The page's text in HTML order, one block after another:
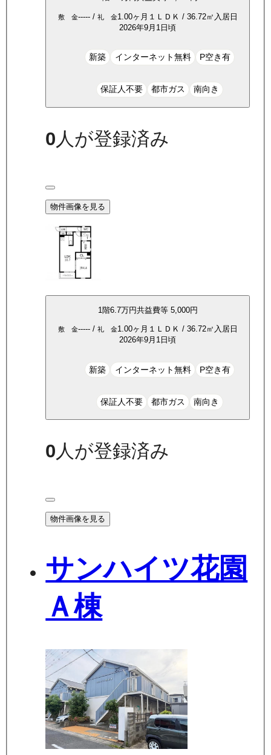
敷 金-----/ 礼 金1.00ヶ月 １ＬＤＫ / 36.72㎡ 入居日
2026年9月1日頃
新築 インターネット無料 P空き有
保証人不要 都市ガス 南向き
0 人が登録済み
物件画像を見る
1 階6.7万円共益費等 5,000円
敷 金-----/ 礼 金1.00ヶ月 １ＬＤＫ / 36.72㎡ 入居日
2026年9月1日頃
新築 インターネット無料 P空き有
保証人不要 都市ガス 南向き
0人が登録済み
物件画像を見る
サンハイツ花園
Ａ棟